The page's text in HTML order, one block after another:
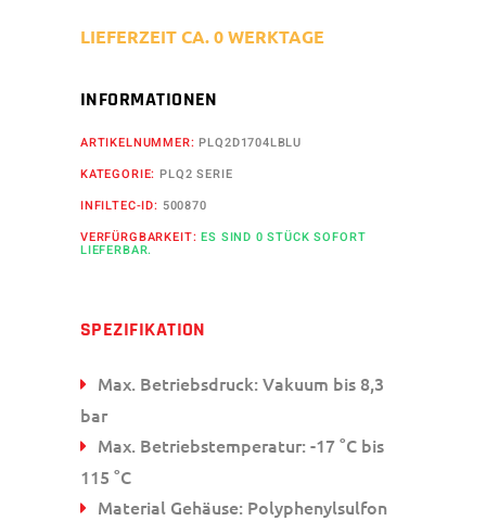
LIEFERZEIT CA. 0 WERKTAGE
INFORMATIONEN
ARTIKELNUMMER:PLQ2D1704LBLU
KATEGORIE:PLQ2 SERIE
INFILTEC-ID: 500870
VERFÜRGBARKEIT:ES SIND 0 STÜCK SOFORT
LIEFERBAR.
SPEZIFIKATION
Max. Betriebsdruck: Vakuum bis 8,3
bar
Max. Betriebstemperatur: -17 °C bis
115 °C
Material Gehäuse: Polyphenylsulfon